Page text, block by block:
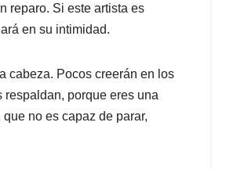
reparo. Si este artista es
en su intimidad.
cabeza. Pocos creerán en los
respaldan, porque eres una
no es capaz de parar,